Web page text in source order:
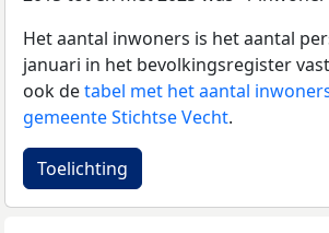
Het aantal inwoners is het aantal
januari in het bevolkingsregister
ook detabel met het aantal
gemeente Stichtse Vecht.
Toelichting